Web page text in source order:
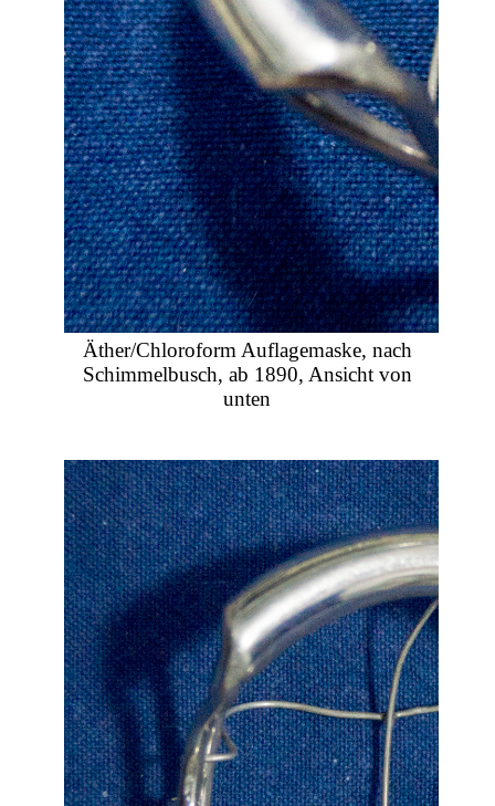
Äther/Chloroform Auflagemaske, nach
Schimmelbusch, ab 1890, Ansicht von
unten